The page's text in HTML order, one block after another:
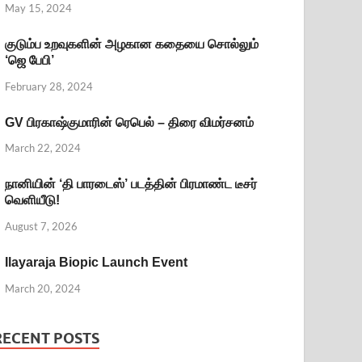
May 15, 2024
குடும்ப உறவுகளின் அழகான கதையை சொல்லும்
‘ஜெ பேபி’
February 28, 2024
GV பிரகாஷ்குமாரின் ரெபெல் – திரை விமர்சனம்
March 22, 2024
நானியின் ‘தி பாரடைஸ்’ படத்தின் பிரமாண்ட டீசர்
வெளியீடு!
August 7, 2026
Ilayaraja Biopic Launch Event
March 20, 2024
POSTS